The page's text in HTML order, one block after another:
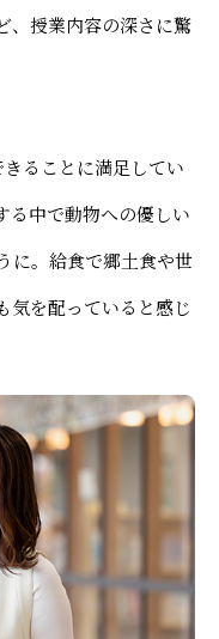
、授業内容の深さに驚
ることに満足してい
る中で動物への優しい
に。給食で郷土食や世
気を配っていると感じ